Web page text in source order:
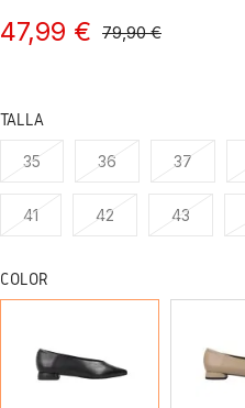
47,99 € 79,90 €
TALLA
35 36 37
41 42 43
COLOR